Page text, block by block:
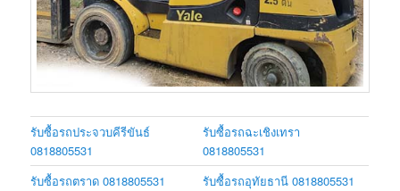
รับซื้อรถประจวบคีรีขันธ์
0818805531
รับซื้อรถฉะเชิงเทรา
0818805531
รับซื้อรถตราด 0818805531
รับซื้อรถอุทัยธานี 0818805531